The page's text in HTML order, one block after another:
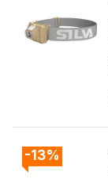
-13%